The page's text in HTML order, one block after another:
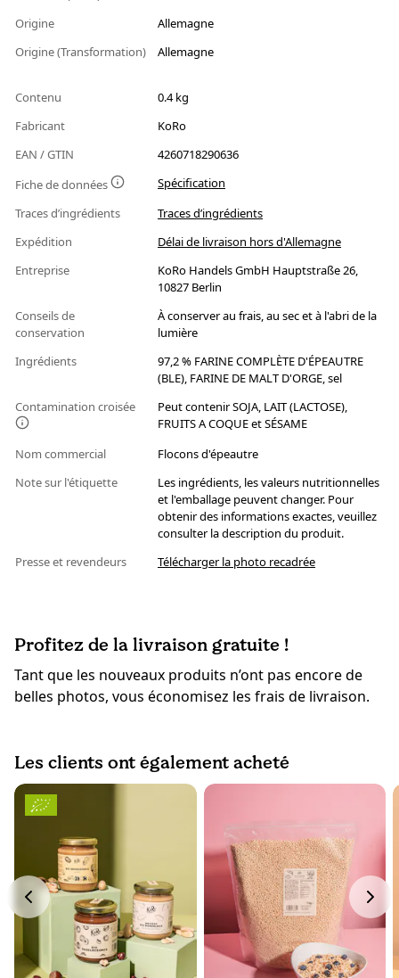
Origine
Allemagne
Origine (Transformation)
Allemagne
Contenu
0.4 kg
Fabricant
KoRo
EAN / GTIN
4260718290636
Fiche de données
Spécification
Traces d’ingrédients
Traces d’ingrédients
Expédition
Délai de livraison hors d'Allemagne
Entreprise
KoRo Handels GmbH Hauptstraße 26,
10827 Berlin
Conseils de
conservation
À conserver au frais, au sec et à l'abri de la
lumière
Ingrédients
97,2 % FARINE COMPLÈTE D'ÉPEAUTRE
(BLE), FARINE DE MALT D'ORGE, sel
Contamination croisée
Peut contenir SOJA, LAIT (LACTOSE),
FRUITS A COQUE et SÉSAME
Nom commercial
Flocons d'épeautre
Note sur l'étiquette
Les ingrédients, les valeurs nutritionnelles
et l'emballage peuvent changer. Pour
obtenir des informations exactes, veuillez
consulter la description du produit.
Presse et revendeurs
Télécharger la photo recadrée
Profitez de la livraison gratuite !
Tant que les nouveaux produits n’ont pas encore de
belles photos, vous économisez les frais de livraison.
Les clients ont également acheté